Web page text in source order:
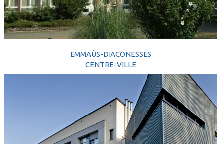
EMMAÜS-DIACONESSES
CENTRE-VILLE